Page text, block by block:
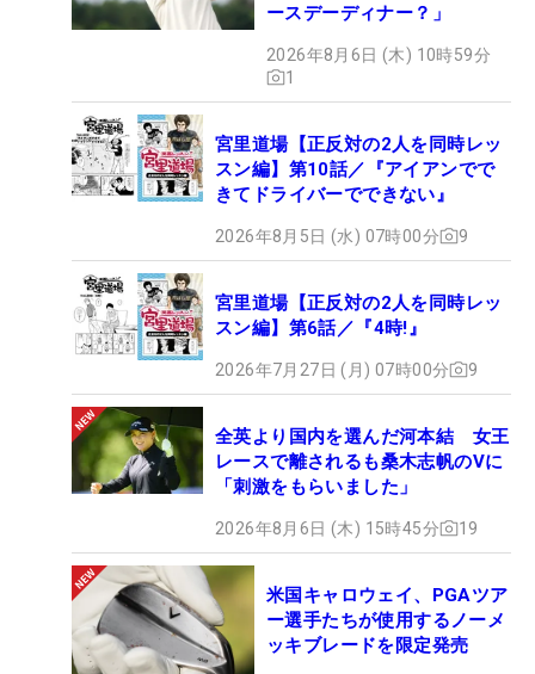
ースデーディナー？」
2026年8月6日 (木) 10時59分
1
宮里道場【正反対の2人を同時レッ
スン編】第10話／『アイアンでで
きてドライバーでできない』
2026年8月5日 (水) 07時00分 9
宮里道場【正反対の2人を同時レッ
スン編】第6話／『4時!』
2026年7月27日 (月) 07時00分 9
全英より国内を選んだ河本結 女王
レースで離されるも桑木志帆のVに
「刺激をもらいました」
2026年8月6日 (木) 15時45分 19
米国キャロウェイ、PGAツア
ー選手たちが使用するノーメ
ッキブレードを限定発売